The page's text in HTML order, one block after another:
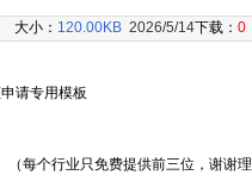
大小： 120.00KB 2026/5/14下载： 0
请专用模板
每个行业只免费提供前三位，谢谢理